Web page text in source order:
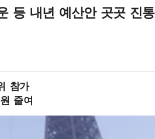
등 내년 예산안 곳곳 진통
참가
줄여